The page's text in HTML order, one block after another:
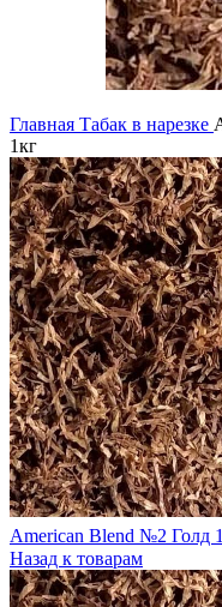
Главная Табак в нарезке
1кг
American Blend №2 Голд
Назад к товарам